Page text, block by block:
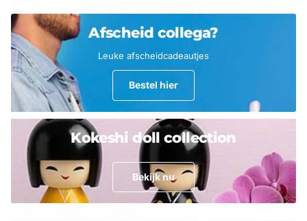
Afscheid collega?
Leuke afscheidcadeautjes
Bestel hier
Kokeshi doll collection
Bekijk nu